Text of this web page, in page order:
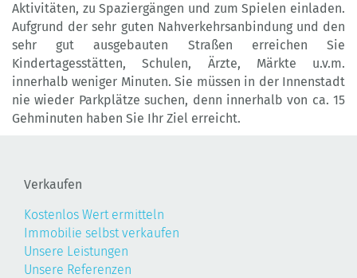
Aktivitäten, zu Spaziergängen und zum Spielen einladen.
Aufgrund der sehr guten Nahverkehrsanbindung und den
sehr gut ausgebauten Straßen erreichen Sie
Kindertagesstätten, Schulen, Ärzte, Märkte u.v.m.
innerhalb weniger Minuten. Sie müssen in der Innenstadt
nie wieder Parkplätze suchen, denn innerhalb von ca. 15
Gehminuten haben Sie Ihr Ziel erreicht.
Verkaufen
Kostenlos Wert ermitteln
Immobilie selbst verkaufen
Unsere Leistungen
Unsere Referenzen